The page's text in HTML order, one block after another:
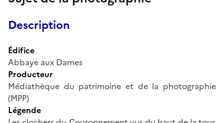
Description
Édifice
Abbaye aux Dames
Producteur
Médiathèque du patrimoine et de la photographie
(MPP)
Légende